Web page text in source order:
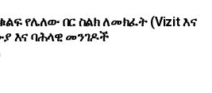
የሌለው በር ስልክ ለመክፈት (Vizit እና
እና ባሕላዊ መንገዶች